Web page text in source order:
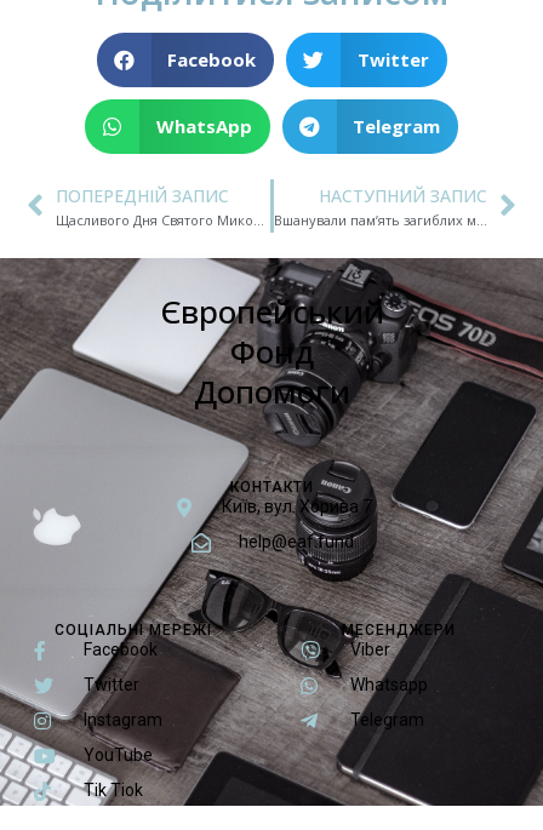
Facebook Twitter
WhatsApp Telegram
ПОПЕРЕДНІЙ ЗАПИС НАСТУПНИЙ ЗАПИС
Європейський
Фонд
Допомоги
КОНТАКТИ
Київ, вул. Хорива 7
help@eaf.fund
СОЦІАЛЬНІ МЕРЕЖІ
Facebook
Twitter
Instagram
YouTube
Tik Tiok
МЕСЕНДЖЕРИ
Viber
Whatsapp
Telegram